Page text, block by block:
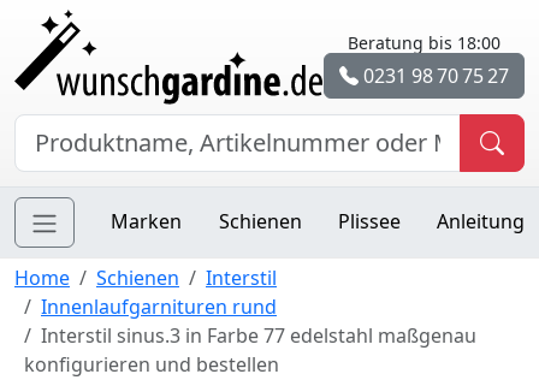
Beratung bis 18:00
0231 98 70 75 27
Marken Schienen Plissee Anleitung
Home Schienen
Interstil
Innenlaufgarnituren rund
Interstil sinus.3 in Farbe 77 edelstahl maßgenau
konfigurieren und bestellen